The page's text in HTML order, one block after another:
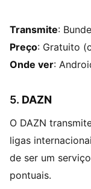
Transmite:
Preço: Gratuito
Onde ver:
5. DAZN
O DAZN
ligas
de ser um
pontuais.